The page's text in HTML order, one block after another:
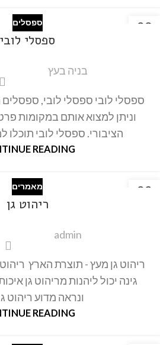
23 ספסלים
ספסלי לובי
בניה בעץ
ספסלי לובי ספסלי לובי,
וניתן למצוא אותם במקומות
הציבורי. ספסלי לובי תוכלו
READING
22 מאמרים
ריהוט גן
admin
ריהוט גן מעץ - תוצרת הארץ
גינה יכול ליהנות מריהוט גן
ונראה מדוע ריהוט
READING